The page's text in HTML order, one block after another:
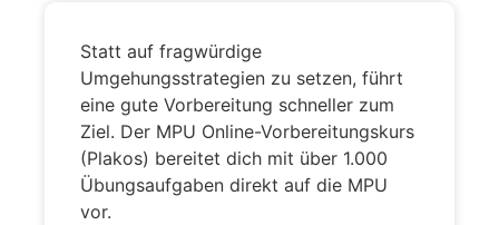
Statt auf fragwürdige
Umgehungsstrategien zu setzen, führt
eine gute Vorbereitung schneller zum
Ziel. Der MPU Online-Vorbereitungskurs
(Plakos) bereitet dich mit über 1.000
Übungsaufgaben direkt auf die MPU
vor.